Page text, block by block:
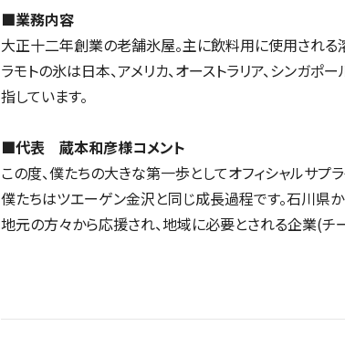
■業務内容
大正十二年創業の老舗氷屋。主に飲料用に使用される
ラモトの氷は日本、アメリカ、オーストラリア、シンガポ
指しています。
■代表 蔵本和彦様コメント
この度、僕たちの大きな第一歩としてオフィシャルサプ
僕たちはツエーゲン金沢と同じ成長過程です。石川県か
地元の方々から応援され、地域に必要とされる企業(チ